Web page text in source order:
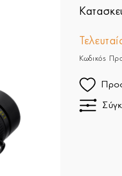
Κωδικός